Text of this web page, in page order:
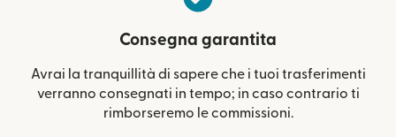
Consegna garantita
Avrai la tranquillità di sapere che i tuoi trasferimenti
verranno consegnati in tempo; in caso contrario ti
rimborseremo le commissioni.